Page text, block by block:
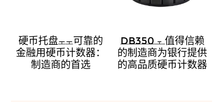
硬币托盘——可靠的
金融用硬币计数器：
制造商的首选
DB350 – 值得信赖
的制造商为银行提供
的高品质硬币计数器